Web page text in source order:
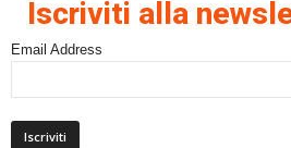
Iscriviti alla
Email Address